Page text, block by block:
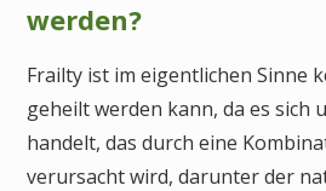
werden?
Frailty ist im eigentlichen Sinne
geheilt werden kann, da es sich
handelt, das durch eine
verursacht wird, darunter der